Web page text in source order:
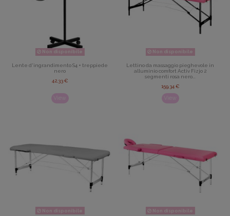
Non disponibile
Lente d'ingrandimento S4 + treppiede
nero
42,33 €
View
Non disponibile
Lettino da massaggio pieghevole in
alluminio comfort Activ Fizjo 2
segmenti rosa nero...
159,34 €
View
Non disponibile Non disponibile